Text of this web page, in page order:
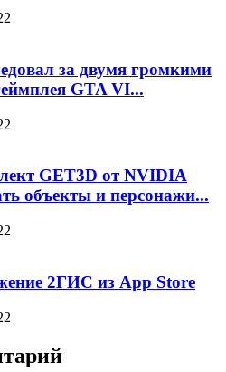
за двумя громкими
GTA VI...
GET3D от NVIDIA
объекты и персонажи...
2ГИС из App Store